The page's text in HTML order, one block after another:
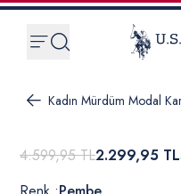
4.599,95 TL2.299,95 TL